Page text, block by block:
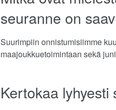
seuranne on
Suurimpiin onnistumisiimme
maajoukkuetoimintaan sekä
Kertokaa